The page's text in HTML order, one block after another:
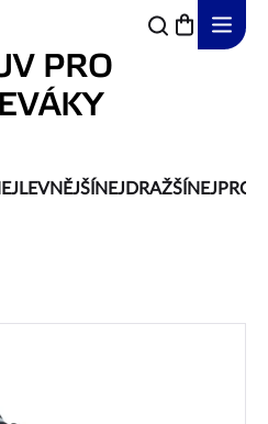
PRO
NEJDRAŽŠÍ